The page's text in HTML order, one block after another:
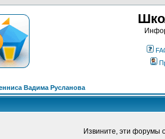
Вадима Русланова
Извините, эти форумы